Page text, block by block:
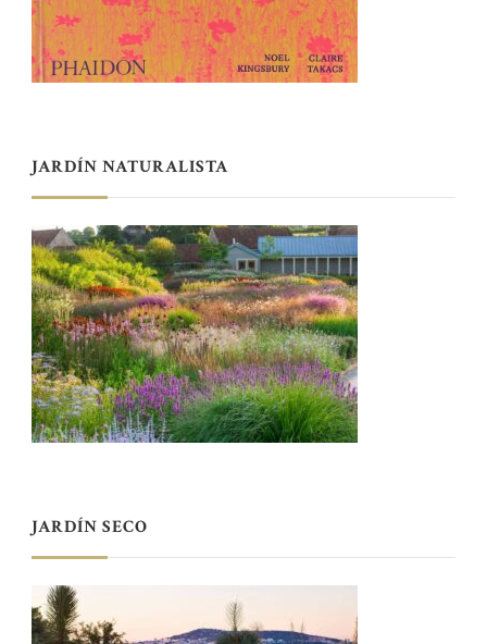
JARDÍN NATURALISTA
JARDÍN SECO